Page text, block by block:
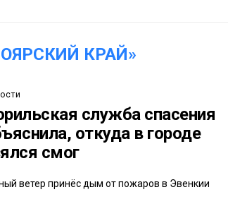
КРАЙ»
служба спасения
откуда в городе
смог
ветер принёс дым от пожаров в Эвенкии